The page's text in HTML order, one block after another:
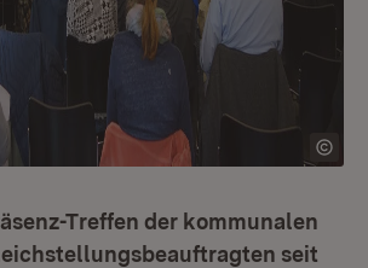
Treffen der kommunalen
seit